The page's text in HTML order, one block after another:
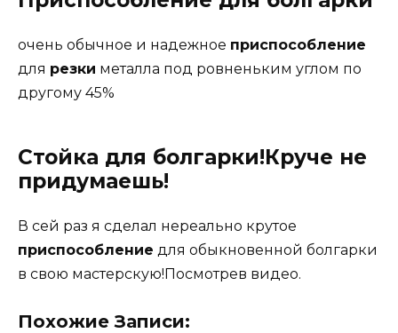
очень обычное и надежное приспособление
для резки металла под ровненьким углом по
другому 45%
Стойка для болгарки!Круче не
придумаешь!
В сей раз я сделал нереально крутое
приспособление для обыкновенной болгарки
в свою мастерскую!Посмотрев видео.
Похожие Записи: